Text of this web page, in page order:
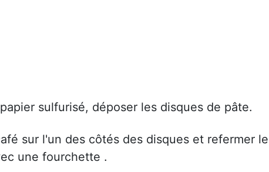
sulfurisé, déposer les disques de pâte.
sur l'un des côtés des disques et refermer le
une fourchette .